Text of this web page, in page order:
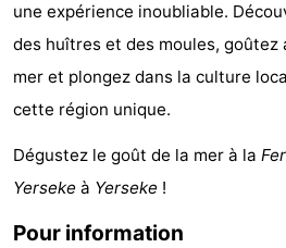
Haamstede
minutes
Plages
Voir
faire
d'intérêt
-
Musées
-
une expérience inoubliable.
des huîtres et des moules, goûtez
mer et plongez dans la culture
cette région unique.
Dégustez le goût de la mer à la
Yerseke à Yerseke !
Pour information